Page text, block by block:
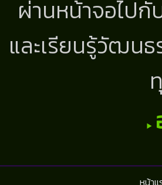
ผ่านหน้าจอไปกั
และเรียนรู้วัฒน
หน้าแ